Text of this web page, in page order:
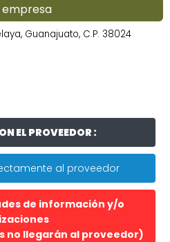
empresa
Guanajuato, C.P. 38024
EL PROVEEDOR :
al proveedor
de información y/o
no llegarán al proveedor)